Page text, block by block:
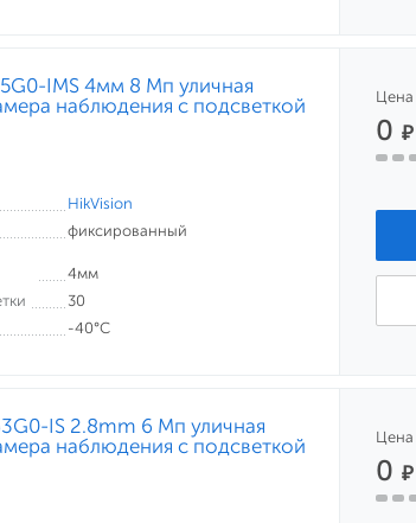
IMS 4мм 8 Мп уличная
наблюдения с подсветкой
HikVision
фиксированный
4мм
30
-40°С
0₽
IS 2.8mm 6 Мп уличная
наблюдения с подсветкой
0₽